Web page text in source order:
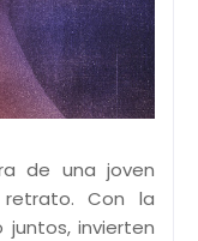
de una joven
Con la
invierten